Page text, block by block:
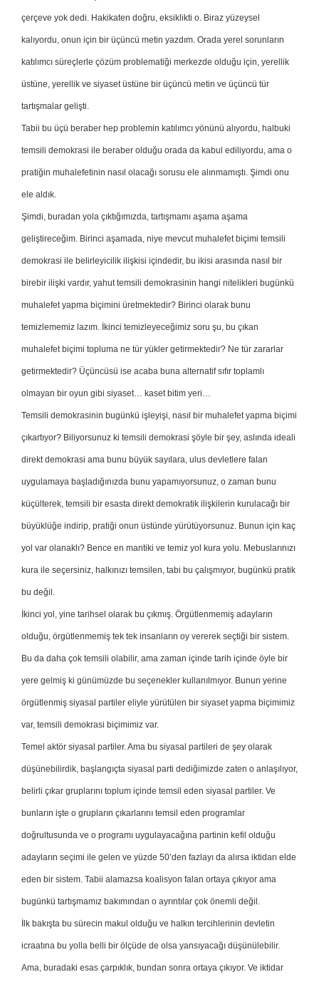
çerçeve yok dedi. Hakikaten doğru, eksiklikti o. Biraz yüzeysel
kalıyordu, onun için bir üçüncü metin yazdım. Orada yerel sorunların
katılımcı süreçlerle çözüm problematiği merkezde olduğu için, yerellik
üstüne, yerellik ve siyaset üstüne bir üçüncü metin ve üçüncü tür
tartışmalar gelişti.
Tabii bu üçü beraber hep problemin katılımcı yönünü alıyordu, halbuki
temsili demokrasi ile beraber olduğu orada da kabul ediliyordu, ama o
pratiğin muhalefetinin nasıl olacağı sorusu ele alınmamıştı. Şimdi onu
ele aldık.
Şimdi, buradan yola çıktığımızda, tartışmamı aşama aşama
geliştireceğim. Birinci aşamada, niye mevcut muhalefet biçimi temsili
demokrasi ile belirleyicilik ilişkisi içindedir, bu ikisi arasında nasıl bir
birebir ilişki vardır, yahut temsili demokrasinin hangi nitelikleri bugünkü
muhalefet yapma biçimini üretmektedir? Birinci olarak bunu
temizlememiz lazım. İkinci temizleyeceğimiz soru şu, bu çıkan
muhalefet biçimi topluma ne tür yükler getirmektedir? Ne tür zararlar
getirmektedir? Üçüncüsü ise acaba buna alternatif sıfır toplamlı
olmayan bir oyun gibi siyaset… kaset bitim yeri…
Temsili demokrasinin bugünkü işleyişi, nasıl bir muhalefet yapma biçimi
çıkartıyor? Biliyorsunuz ki temsili demokrasi şöyle bir şey, aslında ideali
direkt demokrasi ama bunu büyük sayılara, ulus devletlere falan
uygulamaya başladığınızda bunu yapamıyorsunuz, o zaman bunu
küçülterek, temsili bir esasta direkt demokratik ilişkilerin kurulacağı bir
büyüklüğe indirip, pratiği onun üstünde yürütüyorsunuz. Bunun için kaç
yol var olanaklı? Bence en mantiki ve temiz yol kura yolu. Mebuslarınızı
kura ile seçersiniz, halkınızı temsilen, tabi bu çalışmıyor, bugünkü pratik
bu değil.
İkinci yol, yine tarihsel olarak bu çıkmış. Örgütlenmemiş adayların
olduğu, örgütlenmemiş tek tek insanların oy vererek seçtiği bir sistem.
Bu da daha çok temsili olabilir, ama zaman içinde tarih içinde öyle bir
yere gelmiş ki günümüzde bu seçenekler kullanılmıyor. Bunun yerine
örgütlenmiş siyasal partiler eliyle yürütülen bir siyaset yapma biçimimiz
var, temsili demokrasi biçimimiz var.
Temel aktör siyasal partiler. Ama bu siyasal partileri de şey olarak
düşünebilirdik, başlangıçta siyasal parti dediğimizde zaten o anlaşılıyor,
belirli çıkar gruplarını toplum içinde temsil eden siyasal partiler. Ve
bunların işte o grupların çıkarlarını temsil eden programlar
doğrultusunda ve o programı uygulayacağına partinin kefil olduğu
adayların seçimi ile gelen ve yüzde 50’den fazlayı da alırsa iktidarı elde
eden bir sistem. Tabii alamazsa koalisyon falan ortaya çıkıyor ama
bugünkü tartışmamız bakımından o ayrıntılar çok önemli değil.
İlk bakışta bu sürecin makul olduğu ve halkın tercihlerinin devletin
icraatına bu yolla belli bir ölçüde de olsa yansıyacağı düşünülebilir.
Ama, buradaki esas çarpıklık, bundan sonra ortaya çıkıyor. Ve iktidar